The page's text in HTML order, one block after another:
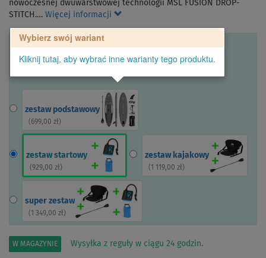
nowoczesnej dwuwarstwowej technologii MSL FUSION DROP-
STITCH.… Więcej informacji
Wybierz swój wariant
Kliknij tutaj, aby wybrać inne warianty tego produktu.
zestaw podstawowy
( 699,00 zł)
zestaw startowy
( 929,00 zł)
zestaw kajakowy
( 1 119,00 zł)
super zestaw
( 1 349,00 zł)
W MAGAZYNIE Wysyłka z reguły w ciągu 24 godzin.